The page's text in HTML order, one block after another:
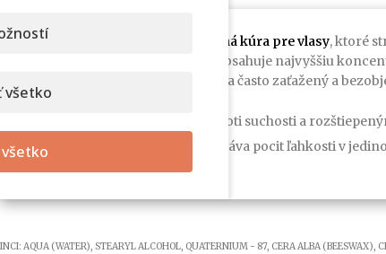
HYDRACORE je organická výživná kúra pre vlasy, ktoré
na špičkovej technológii, ktorý obsahuje najvyššiu
, ktorý je prvý zodpovedný za často zaťažený a
Dodáva lesk, pružnosť, pôsobí proti suchosti a
lesk a ochranu bez mastenia, dodáva pocit ľahkosti v
INCI: AQUA (WATER), STEARYL ALCOHOL, QUATERNIUM - 87, CERA ALBA (BEESWAX),
všetko